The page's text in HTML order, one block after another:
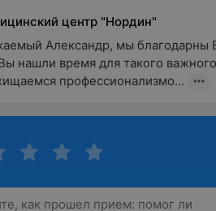
центр "Нордин"
Александр, мы благодарны
нашли время для такого
профессионализмо...